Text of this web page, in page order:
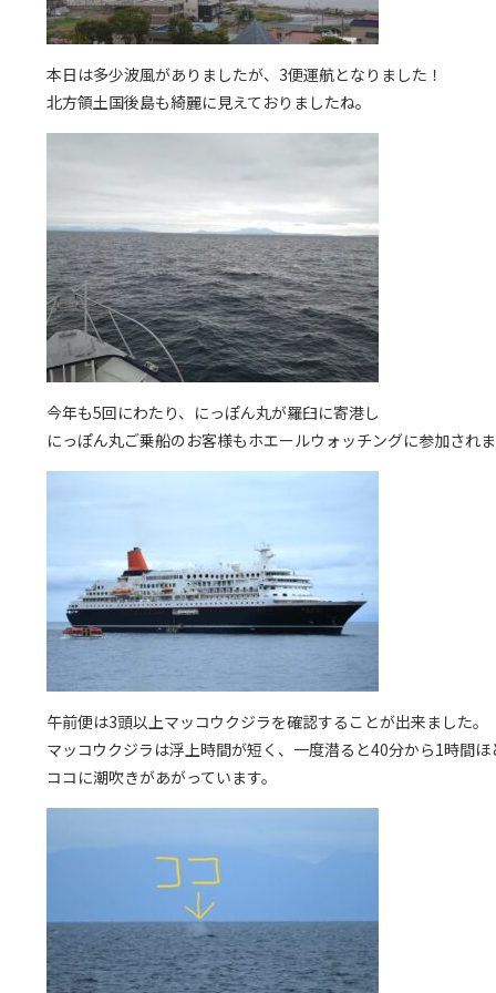
本日は多少波風がありましたが、3便運航となりました！
北方領土国後島も綺麗に見えておりましたね。
今年も5回にわたり、にっぽん丸が羅臼に寄港し
にっぽん丸ご乗船のお客様もホエールウォッチングに参加され
午前便は3頭以上マッコウクジラを確認することが出来ました。
マッコウクジラは浮上時間が短く、一度潜ると40分から1時間ほ
ココに潮吹きがあがっています。